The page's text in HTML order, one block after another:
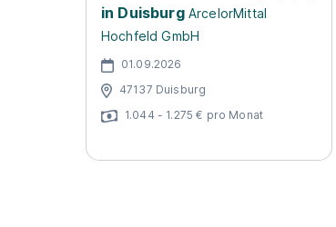
in Duisburg ArcelorMittal
Hochfeld GmbH
01.09.2026
47137 Duisburg
1.044 - 1.275 € pro Monat